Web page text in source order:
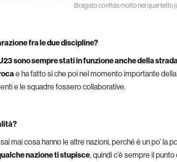
Bragato confida molto nel quartetto
fra le due discipline?
sono sempre stati in funzione anche della strada
e ha fatto sì che poi nel momento importante
e le squadre fossero collaborative.
mai cosa hanno le altre nazioni, perché è un po’ la
nazione ti stupisce, quindi c’è sempre il